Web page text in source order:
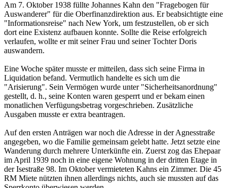
Am 7. Oktober 1938 füllte Johannes Kahn den "Fragebogen für
Auswanderer" für die Oberfinanzdirektion aus. Er beabsichtigte eine
"Informationsreise" nach New York, um festzustellen, ob er sich
dort eine Existenz aufbauen konnte. Sollte die Reise erfolgreich
verlaufen, wollte er mit seiner Frau und seiner Tochter Doris
auswandern.
Eine Woche später musste er mitteilen, dass sich seine Firma in
Liquidation befand. Vermutlich handelte es sich um die
"Arisierung". Sein Vermögen wurde unter "Sicherheitsanordnung"
gestellt, d. h., seine Konten waren gesperrt und er bekam einen
monatlichen Verfügungsbetrag vorgeschrieben. Zusätzliche
Ausgaben musste er extra beantragen.
Auf den ersten Anträgen war noch die Adresse in der Agnesstraße
angegeben, wo die Familie gemeinsam gelebt hatte. Jetzt setzte eine
Wanderung durch mehrere Unterkünfte ein. Zuerst zog das Ehepaar
im April 1939 noch in eine eigene Wohnung in der dritten Etage in
der Isestraße 98. Im Oktober vermieteten Kahns ein Zimmer. Die 45
RM Miete nützten ihnen allerdings nichts, auch sie mussten auf das